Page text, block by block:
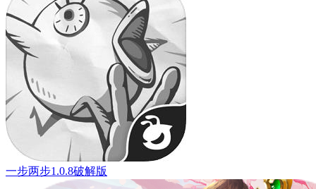
一步两步1.0.8破解版